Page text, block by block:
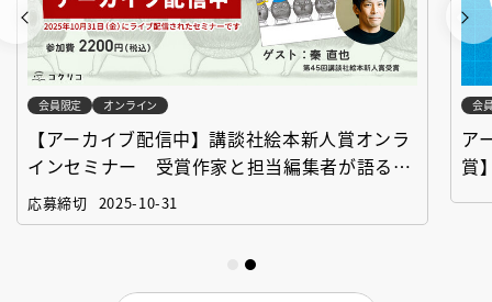
会員限定 オンライン
【アーカイブ配信中】講談社絵本新人賞オンラ
インセミナー 受賞作家と担当編集者が語る
「絵本創作実践講座」
応募締切 2025-10-31
会
ア
賞